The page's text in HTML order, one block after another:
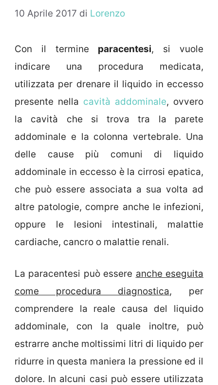
10 Aprile 2017 di Lorenzo
Con il termine paracentesi, si vuole
indicare una procedura medicata,
utilizzata per drenare il liquido in eccesso
presente nella cavità addominale, ovvero
la cavità che si trova tra la parete
addominale e la colonna vertebrale. Una
delle cause più comuni di liquido
addominale in eccesso è la cirrosi epatica,
che può essere associata a sua volta ad
altre patologie, compre anche le infezioni,
oppure le lesioni intestinali, malattie
cardiache, cancro o malattie renali.
La paracentesi può essere anche eseguita
come procedura diagnostica, per
comprendere la reale causa del liquido
addominale, con la quale inoltre, può
estrarre anche moltissimi litri di liquido per
ridurre in questa maniera la pressione ed il
dolore. In alcuni casi può essere utilizzata